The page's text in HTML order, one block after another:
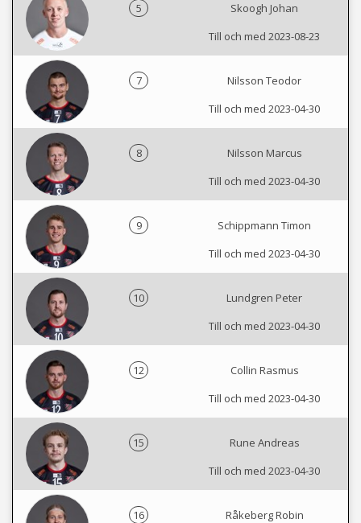
5
Skoogh Johan
Till och med 2023-08-23
7
Nilsson Teodor
Till och med 2023-04-30
8
Nilsson Marcus
Till och med 2023-04-30
9
Schippmann Timon
Till och med 2023-04-30
10
Lundgren Peter
Till och med 2023-04-30
12
Collin Rasmus
Till och med 2023-04-30
15
Rune Andreas
Till och med 2023-04-30
16
Råkeberg Robin